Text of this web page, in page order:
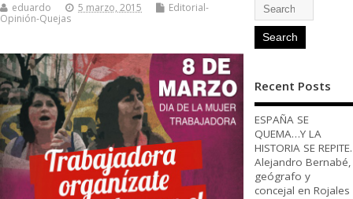
eduardo 5 marzo, 2015
Editorial-
Opinión-Quejas
Recent Posts
ESPAÑA SE
QUEMA…Y LA
HISTORIA SE REPITE.
Alejandro Bernabé,
geógrafo y
concejal en Rojales